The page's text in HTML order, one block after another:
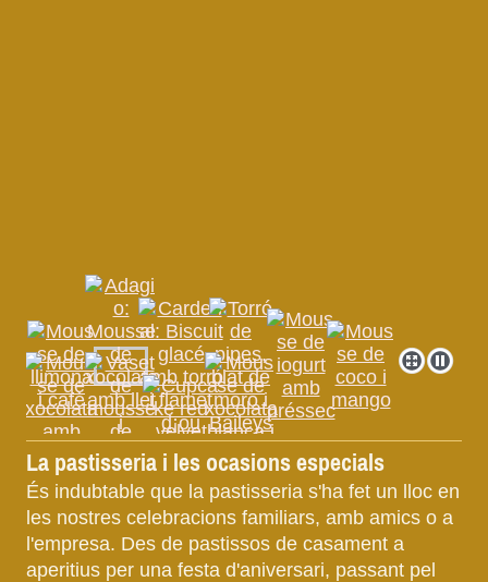
La pastisseria i les ocasions especials
És indubtable que la pastisseria s'ha fet un lloc en
les nostres celebracions familiars, amb amics o a
l'empresa. Des de pastissos de casament a
aperitius per una festa d'aniversari, passant pel